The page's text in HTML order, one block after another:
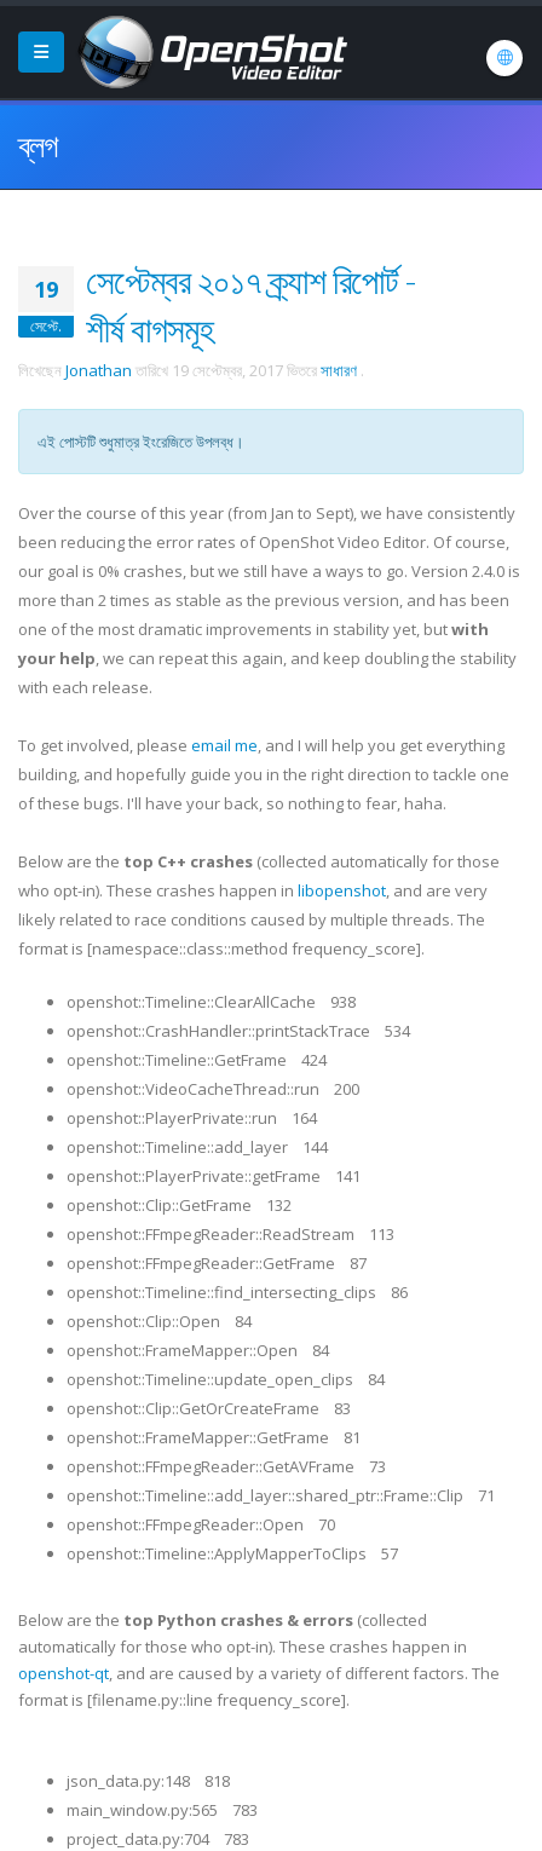
ব্লগ
19
সেপ্টে.
সেপ্টেম্বর ২০১৭ ক্র্যাশ রিপোর্ট -
শীর্ষ বাগসমূহ
লিখেছেন Jonathan তারিখে 19 সেপ্টেম্বর, 2017ভিতরেসাধারণ .
এই পোস্টটি শুধুমাত্র ইংরেজিতে উপলব্ধ।
Over the course of this year (from Jan to Sept), we have consistently
been reducing the error rates of OpenShot Video Editor. Of course,
our goal is 0% crashes, but we still have a ways to go. Version 2.4.0 is
more than 2 times as stable as the previous version, and has been
one of the most dramatic improvements in stability yet, butwith
your help, we can repeat this again, and keep doubling the stability
with each release.
To get involved, please email me, and I will help you get everything
building, and hopefully guide you in the right direction to tackle one
of these bugs. I'll have your back, so nothing to fear, haha.
Below are the top C++ crashes (collected automatically for those
who opt-in). These crashes happen in libopenshot, and are very
likely related to race conditions caused by multiple threads. The
format is [namespace::class::method frequency_score].
openshot::Timeline::ClearAllCache 938
openshot::CrashHandler::printStackTrace 534
openshot::Timeline::GetFrame 424
openshot::VideoCacheThread::run 200
openshot::PlayerPrivate::run 164
openshot::Timeline::add_layer 144
openshot::PlayerPrivate::getFrame 141
openshot::Clip::GetFrame 132
openshot::FFmpegReader::ReadStream 113
openshot::FFmpegReader::GetFrame 87
openshot::Timeline::find_intersecting_clips 86
openshot::Clip::Open 84
openshot::FrameMapper::Open 84
openshot::Timeline::update_open_clips 84
openshot::Clip::GetOrCreateFrame 83
openshot::FrameMapper::GetFrame 81
openshot::FFmpegReader::GetAVFrame 73
openshot::Timeline::add_layer::shared_ptr::Frame::Clip 71
openshot::FFmpegReader::Open 70
openshot::Timeline::ApplyMapperToClips 57
Below are the top Python crashes & errors (collected
automatically for those who opt-in). These crashes happen in
openshot-qt, and are caused by a variety of different factors. The
format is [filename.py::line frequency_score].
json_data.py:148 818
main_window.py:565 783
project_data.py:704 783